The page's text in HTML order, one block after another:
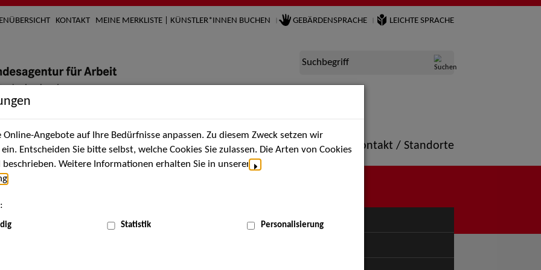
KONTAKT MEINE MERKLISTE | KÜNSTLER*INNEN BUCHEN GEBÄRDENSPRACHE LEICHTE SPRACHE
Suchbegriff
Künstler*innen Über uns Aktuelles Termine Portfolio Kontakt / Standorte
MENÜ
Angebote auf Ihre Bedürfnisse anpassen. Zu diesem Zweck setzen wir
Entscheiden Sie bitte selbst, welche Cookies Sie zulassen. Die Arten von Cookies
Weitere Informationen erhalten Sie in unserer
Statistik Personalisierung